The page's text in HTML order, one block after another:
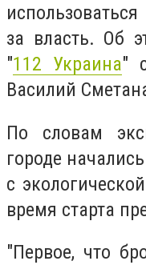
за власть. Об
"112 Украина"
Василий
По словам
городе
с
время старта
"Первое, что